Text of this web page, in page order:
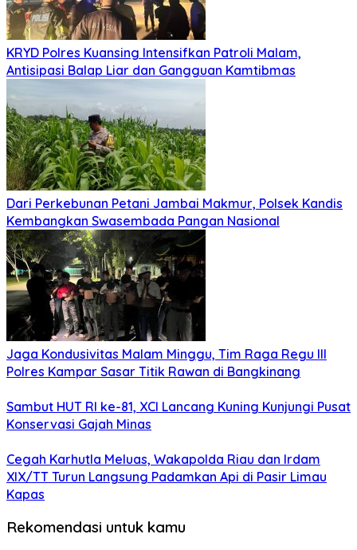
KRYD Polres Kuansing Intensifkan Patroli Malam,
Antisipasi Balap Liar dan Gangguan Kamtibmas
Dari Perkebunan Petani Jambai Makmur, Polsek Kandis
Kembangkan Swasembada Pangan Nasional
Jaga Kondusivitas Malam Minggu, Tim Raga Regu III
Polres Kampar Sasar Titik Rawan di Bangkinang
Sambut HUT RI ke-81, XCI Lancang Kuning Kunjungi Pusat
Konservasi Gajah Minas
Cegah Karhutla Meluas, Wakapolda Riau dan Irdam
XIX/TT Turun Langsung Padamkan Api di Pasir Limau
Kapas
Rekomendasi untuk kamu